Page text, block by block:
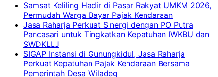
Samsat Keliling Hadir di Pasar Rakyat UMKM 2026,
Permudah Warga Bayar Pajak Kendaraan
Jasa Raharja Perkuat Sinergi dengan PO Putra
Pancasari untuk Tingkatkan Kepatuhan IWKBU dan
SWDKLLJ
SIGAP Instansi di Gunungkidul, Jasa Raharja
Perkuat Kepatuhan Pajak Kendaraan Bersama
Pemerintah Desa Wiladeg